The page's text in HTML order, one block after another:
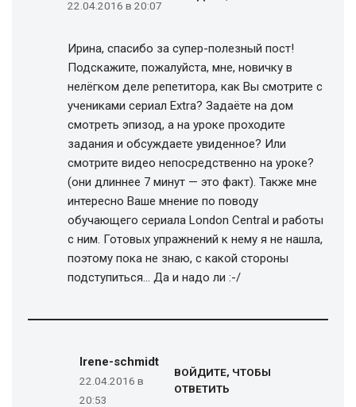
22.04.2016 в 20:07
Ирина, спасибо за супер-полезный пост!
Подскажите, пожалуйста, мне, новичку в
нелёгком деле репетитора, как Вы смотрите с
учениками сериал Extra? Задаёте на дом
смотреть эпизод, а на уроке проходите
задания и обсуждаете увиденное? Или
смотрите видео непосредственно на уроке?
(они длиннее 7 минут — это факт). Также мне
интересно Ваше мнение по поводу
обучающего сериала London Central и работы
с ним. Готовых упражнений к нему я не нашла,
поэтому пока не знаю, с какой стороны
подступиться… Да и надо ли :-/
Irene-schmidt
22.04.2016 в
20:53
ВОЙДИТЕ, ЧТОБЫ
ОТВЕТИТЬ